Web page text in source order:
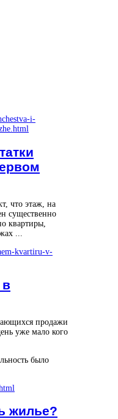
что этаж, на
существенно
квартиры,
...
продажи
уже мало кого
было
жилье?